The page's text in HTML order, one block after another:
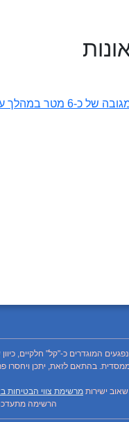
על גג מפעל 'עתיד עיבוד וריתוך מתכות'
המוגדרים כ-"קל" חלקיים,
ישירות מרשימת צווי הבטיחות
הרשימה